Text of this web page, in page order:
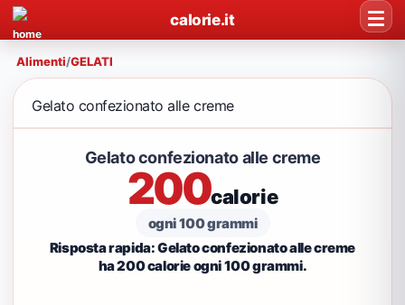
calorie.it
Alimenti/GELATI
Gelato confezionato alle creme
Gelato confezionato alle creme
200calorie
ogni 100 grammi
Risposta rapida: Gelato confezionato alle creme
ha 200 calorie ogni 100 grammi.